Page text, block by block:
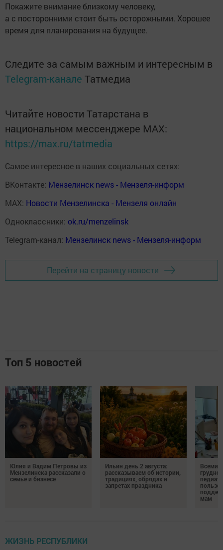
Покажите внимание близкому человеку,
а с посторонними стоит быть осторожными. Хорошее
время для планирования на будущее.
Следите за самым важным и интересным в
Telegram-канале Татмедиа
Читайте новости Татарстана в
национальном мессенджере MАХ:
https://max.ru/tatmedia
Самое интересное в наших социальных сетях:
ВКонтакте: Мензелинск news - Мензеля-информ
MAX: Новости Мензелинска - Мензеля онлайн
Одноклассники: ok.ru/menzelinsk
Telegram-канал: Мензелинск news - Мензеля-информ
Перейти на страницу новости
Топ 5 новостей
Юлия и Вадим Петровы из
Мензелинска рассказали о
семье и бизнесе
Ильин день 2 августа:
рассказываем об истории,
традициях, обрядах и
запретах праздника
пользе
мам
ЖИЗНЬ РЕСПУБЛИКИ